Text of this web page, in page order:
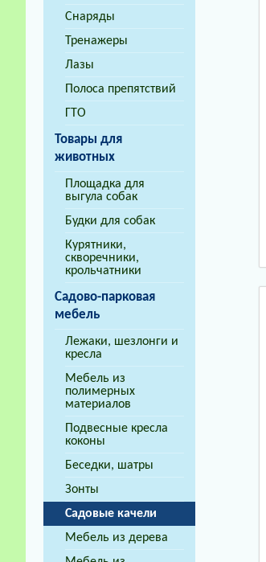
Снаряды
Тренажеры
Лазы
Полоса препятствий
ГТО
Товары для
животных
Площадка для
выгула собак
Будки для собак
Курятники,
скворечники,
крольчатники
Садово-парковая
мебель
Лежаки, шезлонги и
кресла
Мебель из
полимерных
материалов
Подвесные кресла
коконы
Беседки, шатры
Зонты
Садовые качели
Мебель из дерева